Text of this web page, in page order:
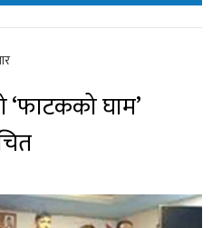
‘फाटकको घाम’